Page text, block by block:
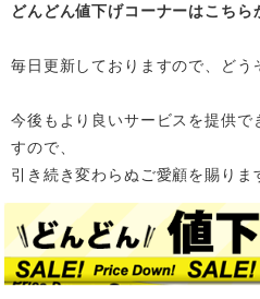
どんどん値下げコーナーはこちら
毎日更新しておりますので、どう
今後もより良いサービスを提供で
すので、
引き続き変わらぬご愛顧を賜りま